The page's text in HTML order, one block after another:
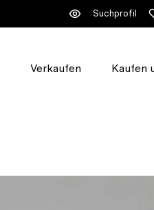
Suchprofil
Verkaufen Kaufen